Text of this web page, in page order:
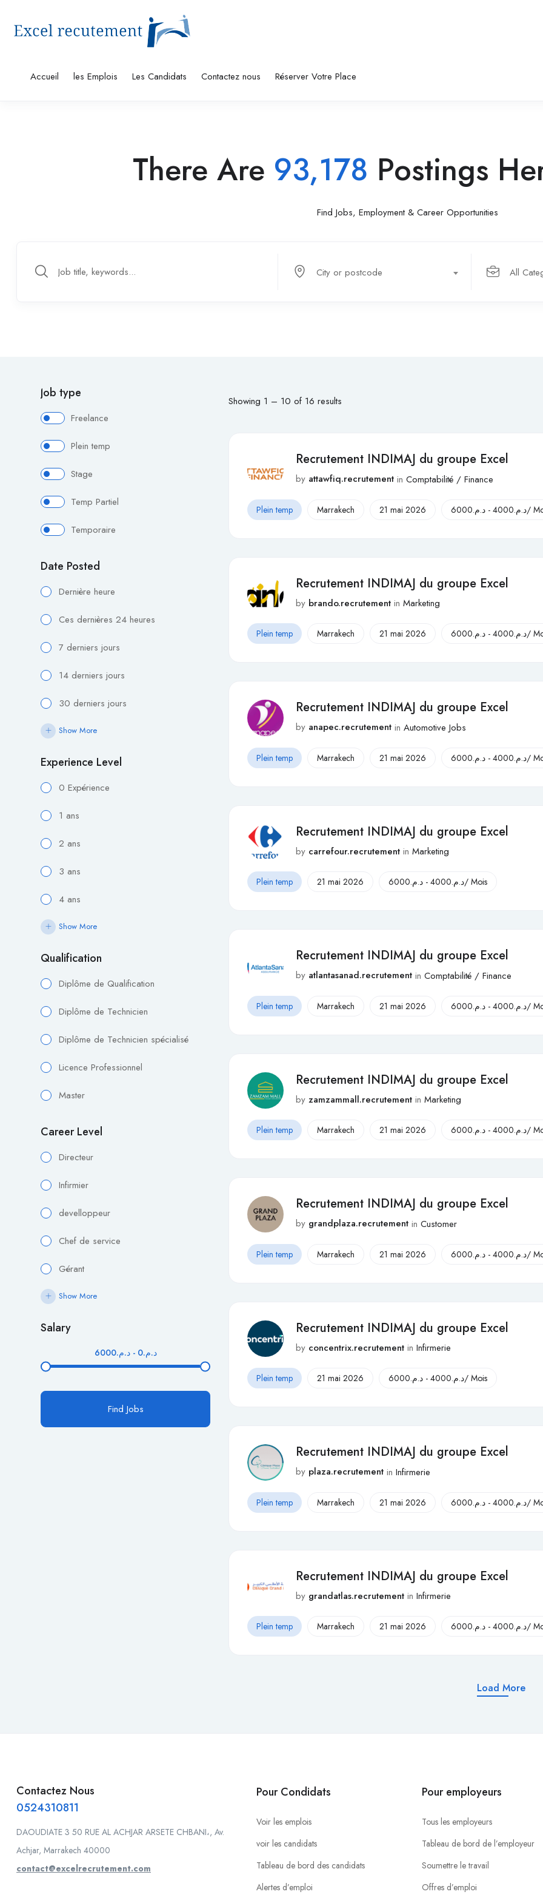
Accueil les Emplois Les Candidats Contactez nous Réserver Votre Place
There Are 93,178 Postings
Find Jobs, Employment & Career Opportunities
City or postcode All
Job type
Freelance
Plein temp
Stage
Temp Partiel
Temporaire
Date Posted
Dernière heure
Ces dernières 24 heures
7 derniers jours
14 derniers jours
30 derniers jours
Show More
Experience Level
0 Expérience
1 ans
2 ans
3 ans
4 ans
Show More
Qualification
Diplôme de Qualification
Diplôme de Technicien
Diplôme de Technicien spécialisé
Licence Professionnel
Master
Career Level
Directeur
Infirmier
develloppeur
Chef de service
Gérant
Show More
Salary
د.م.0
- د.م.6000
Find Jobs
Showing 1 – 10 of 16 results
Recrutement INDIMAJ du groupe Excel
by attawfiq.recrutement in Comptabilité / Finance
Plein temp Marrakech 21 mai 2026 د.م.4000
- د.م.6000 /
Recrutement INDIMAJ du groupe Excel
by brando.recrutement in Marketing
Plein temp Marrakech 21 mai 2026 د.م.4000
- د.م.6000 /
Recrutement INDIMAJ du groupe Excel
by anapec.recrutement in Automotive Jobs
Plein temp Marrakech 21 mai 2026 د.م.4000
- د.م.6000 /
Recrutement INDIMAJ du groupe Excel
by carrefour.recrutement in Marketing
Plein temp 21 mai 2026 د.م.4000
- د.م.6000 / Mois
Recrutement INDIMAJ du groupe Excel
by atlantasanad.recrutement in Comptabilité / Finance
Plein temp Marrakech 21 mai 2026 د.م.4000
- د.م.6000 /
Recrutement INDIMAJ du groupe Excel
by zamzammall.recrutement in Marketing
Plein temp Marrakech 21 mai 2026 د.م.4000
- د.م.6000 /
Recrutement INDIMAJ du groupe Excel
by grandplaza.recrutement in Customer
Plein temp Marrakech 21 mai 2026 د.م.4000
- د.م.6000 /
Recrutement INDIMAJ du groupe Excel
by concentrix.recrutement in Infirmerie
Plein temp 21 mai 2026 د.م.4000
- د.م.6000 / Mois
Recrutement INDIMAJ du groupe Excel
by plaza.recrutement in Infirmerie
Plein temp Marrakech 21 mai 2026 د.م.4000
- د.م.6000 /
Recrutement INDIMAJ du groupe Excel
by grandatlas.recrutement in Infirmerie
Plein temp Marrakech 21 mai 2026 د.م.4000
- د.م.6000 /
Load More
Contactez Nous
0524310811
DAOUDIATE 3 50 RUE AL ACHJAR ARSETE CHBANI،, Av.
Achjar, Marrakech 40000
contact@excelrecrutement.com
Pour Condidats
Voir les emplois
voir les candidats
Tableau de bord des candidats
Alertes d’emploi
Pour employeurs
Tous les employeurs
Tableau de bord de l’employeur
Soumettre le travail
Offres d’emploi